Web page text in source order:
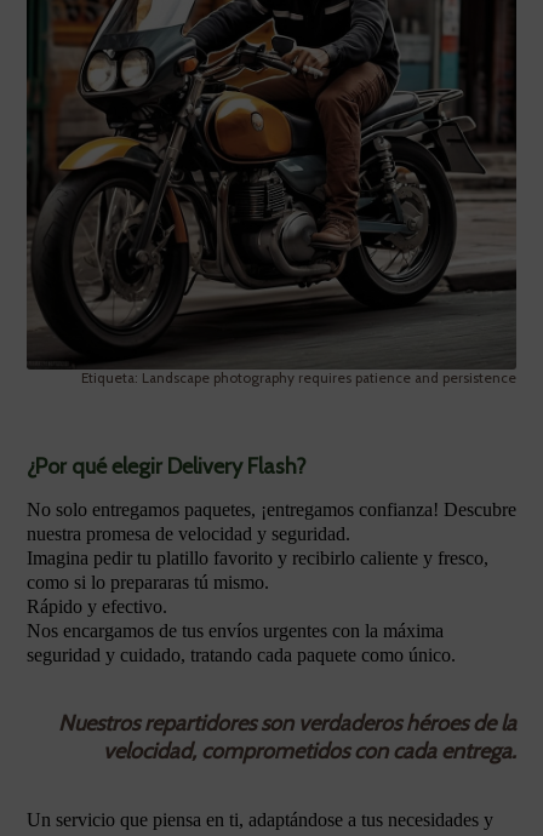
Etiqueta: Landscape photography requires patience and persistence
¿Por qué elegir Delivery Flash?
No solo entregamos paquetes, ¡entregamos confianza! Descubre
nuestra promesa de velocidad y seguridad.
Imagina pedir tu platillo favorito y recibirlo caliente y fresco,
como si lo prepararas tú mismo.
Rápido y efectivo.
Nos encargamos de tus envíos urgentes con la máxima
seguridad y cuidado, tratando cada paquete como único.
Nuestros repartidores son verdaderos héroes de la
velocidad, comprometidos con cada entrega.
Un servicio que piensa en ti, adaptándose a tus necesidades y